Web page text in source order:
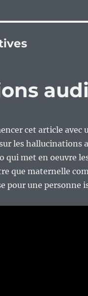
cet article avec
les hallucinations
qui met en oeuvre
que maternelle
pour une personne